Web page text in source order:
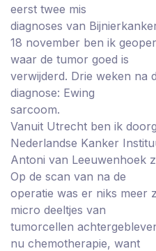
eerst twee mis
diagnoses van
18 november ben ik
waar de tumor goed is
verwijderd. Drie weken na
diagnose: Ewing
sarcoom.
Vanuit Utrecht ben ik
Nederlandse Kanker
Antoni van Leeuwenhoek
Op de scan van na de
operatie was er niks meer
micro deeltjes van
tumorcellen
nu chemotherapie, want